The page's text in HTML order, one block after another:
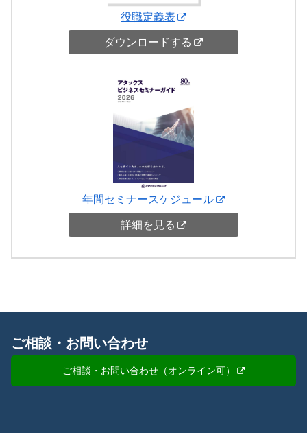
役職定義表
ダウンロードする
年間セミナースケジュール
詳細を見る
ご相談・お問い合わせ
ご相談・お問い合わせ（オンライン可）